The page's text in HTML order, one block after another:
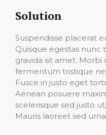
Solution
Suspendisse placerat
Quisque egestas nunc
gravida sit amet. Morbi
fermentum tristique
Fusce in justo eget
Aenean posuere
scelerisque sed justo
Mauris laoreet sed